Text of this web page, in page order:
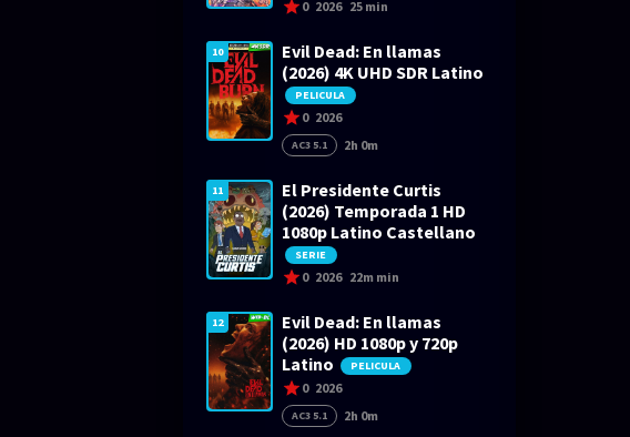
0 2026 25 min
10
Evil Dead: En llamas
(2026) 4K UHD SDR Latino
PELICULA
0 2026
AC3 5.1 2h 0m
11
El Presidente Curtis
(2026) Temporada 1 HD
1080p Latino Castellano
SERIE
0 2026 22m min
12
Evil Dead: En llamas
(2026) HD 1080p y 720p
Latino
PELICULA
0 2026
AC3 5.1 2h 0m